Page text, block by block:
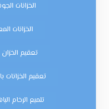
الخزانات
الخزانات
تعقيم الخزان
تعقيم الخزانات
تلميع الرخام